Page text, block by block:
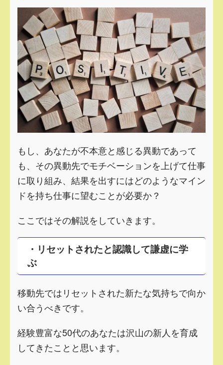
もし、あなたが不本意と感じる異動であって
も、その異動先でモチベーションを上げて仕事
に取り組み、結果を出すにはどのようなマイン
ドを持ち仕事に望むことが必要か？
ここではその解説をしていきます。
・リセットされたと認識して謙虚に学
ぶ
移動先ではリセットされた新たな気持ちで向か
い合うべきです。
経験豊富な50代のあなたは沢山の新人を育成
してきたことと思います。